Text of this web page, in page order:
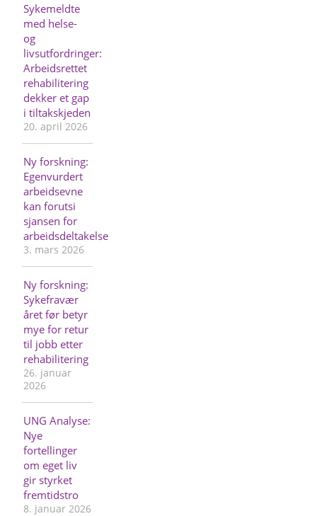
Sykemeldte
med helse-
og
livsutfordringer:
Arbeidsrettet
rehabilitering
dekker et gap
i tiltakskjeden
20. april 2026
Ny forskning:
Egenvurdert
arbeidsevne
kan forutsi
sjansen for
arbeidsdeltakelse
3. mars 2026
Ny forskning:
Sykefravær
året før betyr
mye for retur
til jobb etter
rehabilitering
26. januar
2026
UNG Analyse:
Nye
fortellinger
om eget liv
gir styrket
fremtidstro
8. januar 2026